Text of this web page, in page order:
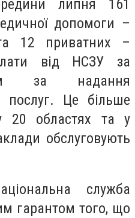
липня 161
допомоги –
12 приватних –
від НСЗУ за
за надання
послуг. Це більше
20 областях та у
обслуговують
служба
гарантом того, що